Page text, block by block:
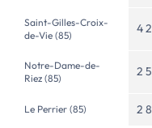
Saint-Gilles-Croix-
de-Vie (85)
4
Notre-Dame-de-
Riez (85)
2
Le Perrier (85) 2